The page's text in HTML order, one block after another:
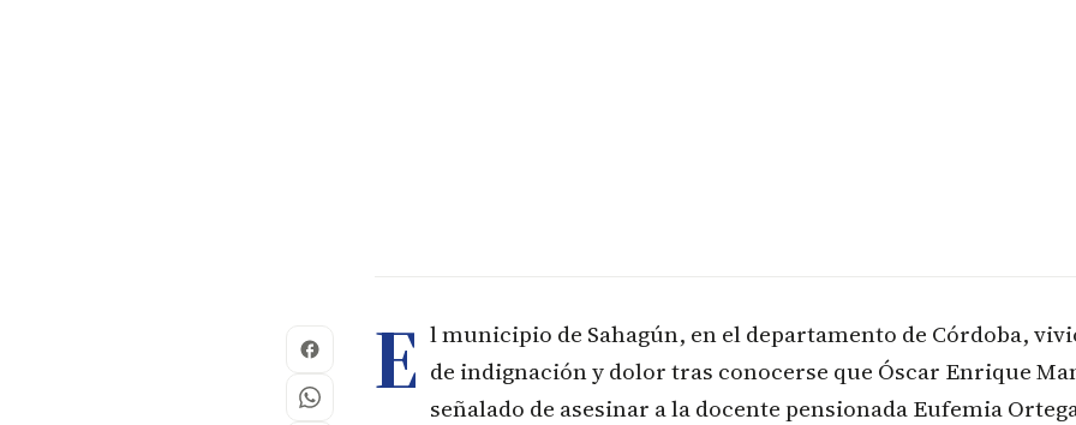
E l municipio de Sahagún, en el departamento de Córdoba,
de indignación y dolor tras conocerse que Óscar Enrique
señalado de asesinar a la docente pensionada Eufemia